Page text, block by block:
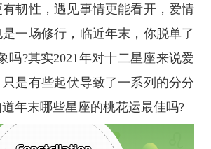
韧性，遇见事情更能看开，爱情
一场修行，临近年末，你脱单了
吗?其实2021年对十二星座来说爱
是有些起伏导致了一系列的分分
年末哪些星座的桃花运最佳吗?